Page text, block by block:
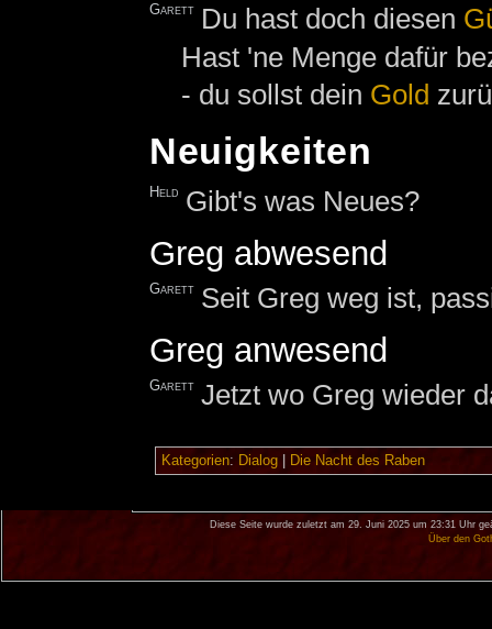
Garett Du hast doch diesen
Hast 'ne Menge dafür
- du sollst dein Gold
Neuigkeiten
Held Gibt's was Neues?
Greg abwesend
Garett Seit Greg weg ist,
Greg anwesend
Garett Jetzt wo Greg wieder
Kategorien: Dialog| Die Nacht des Raben
Diese Seite wurde zuletzt am 29. Juni 2025 um 23:31 Uhr
Über den